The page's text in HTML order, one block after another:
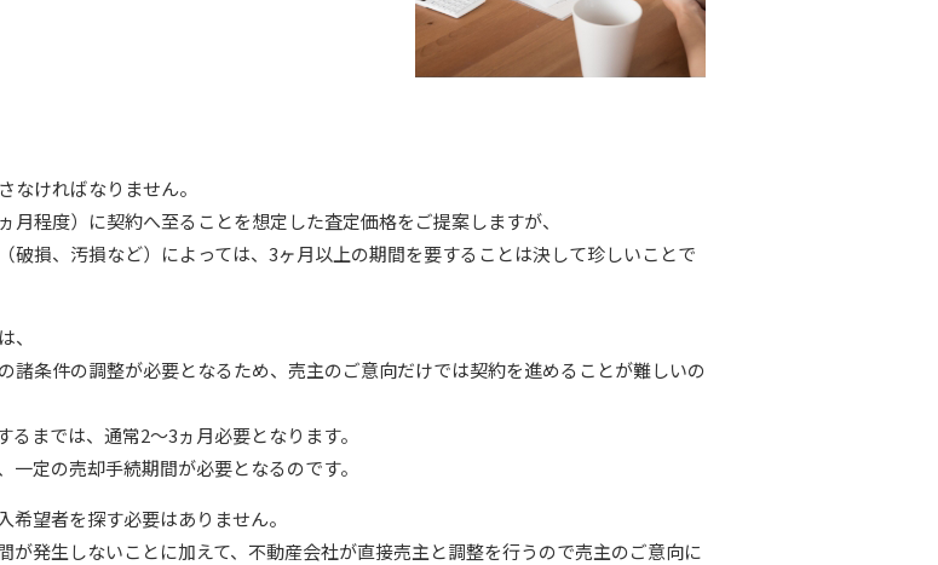
ければなりません。
程度）に契約へ至ることを想定した査定価格をご提案しますが、
破損、汚損など）によっては、3ヶ月以上の期間を要することは決して珍しいことで
諸条件の調整が必要となるため、売主のご意向だけでは契約を進めることが難しいの
までは、通常2～3ヵ月必要となります。
定の売却手続期間が必要となるのです。
望者を探す必要はありません。
発生しないことに加えて、不動産会社が直接売主と調整を行うので売主のご意向に